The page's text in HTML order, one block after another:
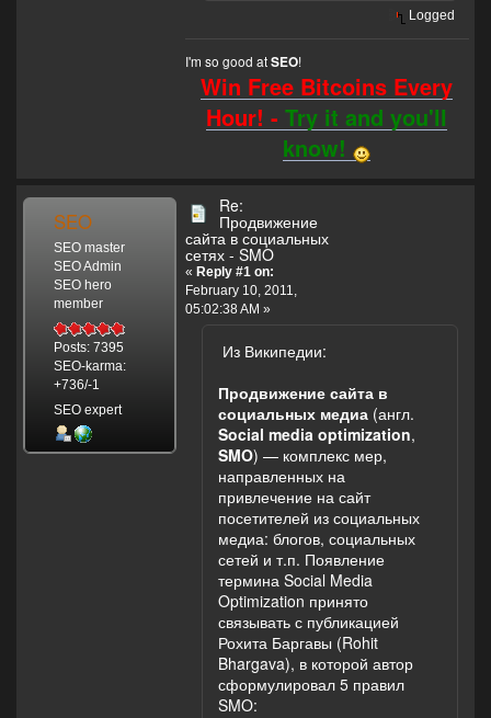
Logged
I'm so good atSEO!
Win Free Bitcoins Every
Hour! -Try it and you'll
know!
SEO
SEO master
SEO Admin
SEO hero
member
Posts: 7395
SEO-karma:
+736/-1
SEO expert
Re:
Продвижение
сайта в социальных
сетях - SMO
« Reply #1 on:
February 10, 2011,
05:02:38 AM »
Из Википедии:
Продвижение сайта в
социальных медиа (англ.
Social media optimization,
SMO) — комплекс мер,
направленных на
привлечение на сайт
посетителей из социальных
медиа: блогов, социальных
сетей и т.п. Появление
термина Social Media
Optimization принято
связывать с публикацией
Рохита Баргавы (Rohit
Bhargava), в которой автор
сформулировал 5 правил
SMO: